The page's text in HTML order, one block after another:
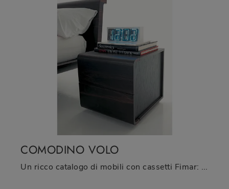
COMODINO VOLO
Un ricco catalogo di mobili con cassetti Fimar: i comodini design in legno, come Comodino Volo, sono tra le proposte più belle.